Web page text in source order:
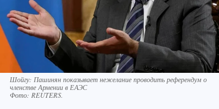
Шойгу: Пашинян показывает нежелание проводить референдум о
членстве Армении в ЕАЭС
Фото: REUTERS.